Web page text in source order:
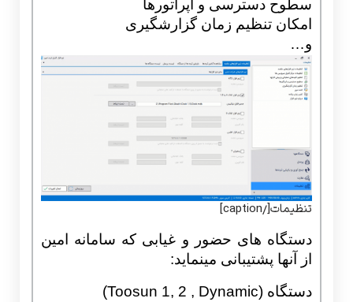
سطوح دسترسی و اپراتورها
امکان تنظیم زمان گزارشگیری
و…
تنظیمات[/caption]
دستگاه های حضور و غیابی که سامانه امین
از آنها پشتیبانی مینماید:
دستگاه (Toosun 1, 2 , Dynamic)